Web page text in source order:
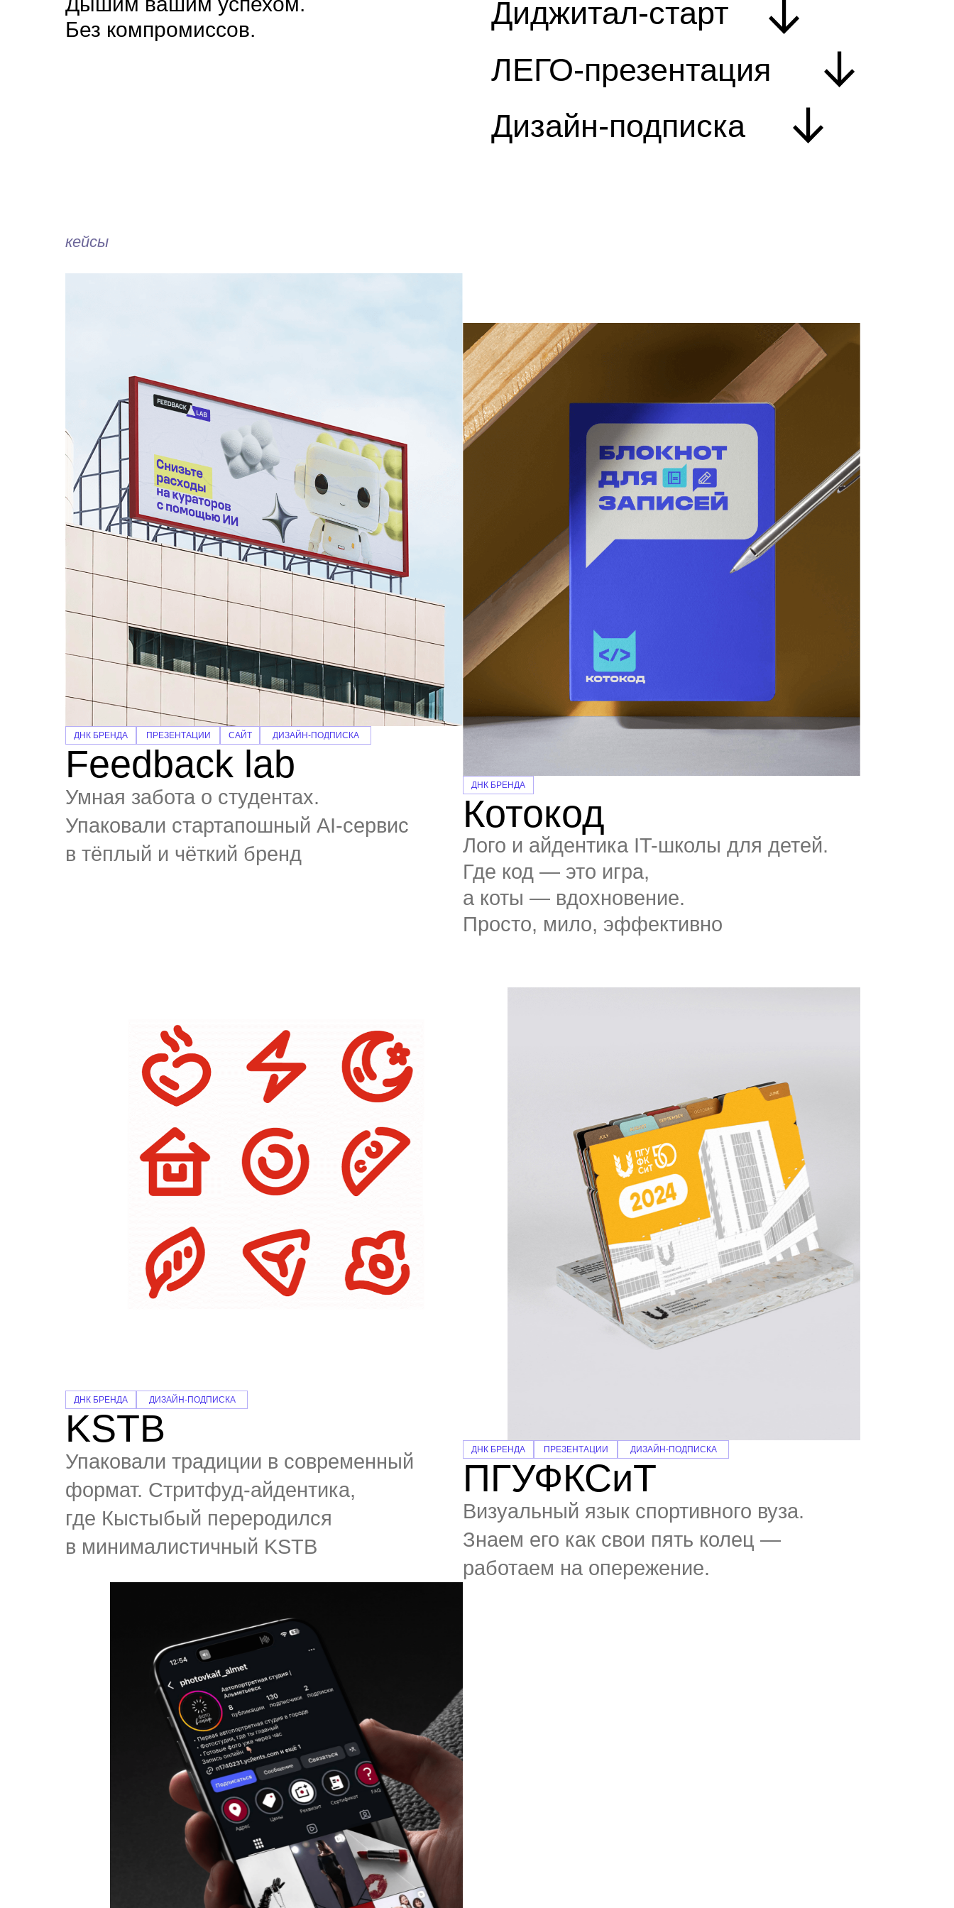
Без компромиссов.
Диджитал-старт
ЛЕГО-презентация
Дизайн-подписка
кейсы
ДНК БРЕНДА ПРЕЗЕНТАЦИИ САЙТ ДИЗАЙН-ПОДПИСКА
Feedback lab
Умная забота о студентах.
Упаковали стартапошный AI-сервис
в тёплый и чёткий бренд
ДНК БРЕНДА
Котокод
Лого и айдентика IT-школы для детей.
Где код — это игра,
а коты — вдохновение.
Просто, мило, эффективно
ДНК БРЕНДА ДИЗАЙН-ПОДПИСКА
KSTB
Упаковали традиции в современный
формат. Стритфуд-айдентика,
где Кыстыбый переродился
в минималистичный KSTB
ДНК БРЕНДА ПРЕЗЕНТАЦИИ ДИЗАЙН-ПОДПИСКА
ПГУФКСиТ
Визуальный язык спортивного вуза.
Знаем его как свои пять колец —
работаем на опережение.